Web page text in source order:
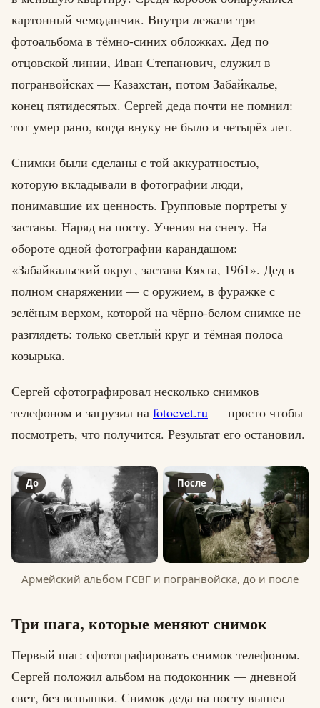
картонный чемоданчик. Внутри лежали три
фотоальбома в тёмно-синих обложках. Дед по
отцовской линии, Иван Степанович, служил в
погранвойсках — Казахстан, потом Забайкалье,
конец пятидесятых. Сергей деда почти не помнил:
тот умер рано, когда внуку не было и четырёх лет.
Снимки были сделаны с той аккуратностью,
которую вкладывали в фотографии люди,
понимавшие их ценность. Групповые портреты у
заставы. Наряд на посту. Учения на снегу. На
обороте одной фотографии карандашом:
«Забайкальский округ, застава Кяхта, 1961». Дед в
полном снаряжении — с оружием, в фуражке с
зелёным верхом, которой на чёрно-белом снимке не
разглядеть: только светлый круг и тёмная полоса
козырька.
Сергей сфотографировал несколько снимков
телефоном и загрузил на fotocvet.ru — просто чтобы
посмотреть, что получится. Результат его остановил.
До После
Армейский альбом ГСВГ и погранвойска, до и после
Три шага, которые меняют снимок
Первый шаг: сфотографировать снимок телефоном.
Сергей положил альбом на подоконник — дневной
свет, без вспышки. Снимок деда на посту вышел